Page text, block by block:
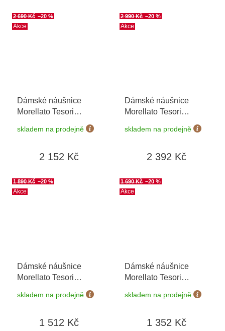
Akce
2 690 Kč –20 %
Dámské náušnice
Morellato Tesori
skladem na prodejně
2 152 Kč
Akce
2 990 Kč –20 %
Dámské náušnice
Morellato Tesori
skladem na prodejně
2 392 Kč
Akce
1 890 Kč –20 %
Dámské náušnice
Morellato Tesori
skladem na prodejně
1 512 Kč
Akce
1 690 Kč –20 %
Dámské náušnice
Morellato Tesori
skladem na prodejně
1 352 Kč